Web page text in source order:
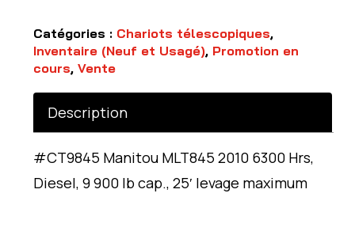
Catégories : Chariots télescopiques,
Inventaire (Neuf et Usagé), Promotion en
cours, Vente
Description
#CT9845 Manitou MLT845 2010 6300 Hrs,
Diesel, 9 900 lb cap., 25′ levage maximum